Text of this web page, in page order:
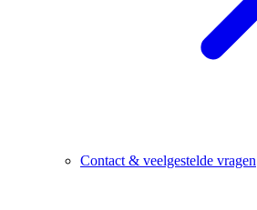
Contact & veelgestelde vragen